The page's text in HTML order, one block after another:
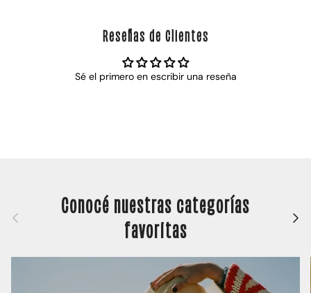
Reseñas de Clientes
Sé el primero en escribir una reseña
Anterior Conocé nuestras categorías
favoritas